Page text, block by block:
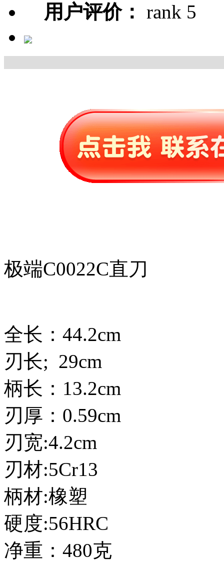
用户评价：
极端C0022C直刀
全长：44.2cm
刃长; 29cm
柄长：13.2cm
刃厚：0.59cm
刃宽:4.2cm
刃材:5Cr13
柄材:橡塑
硬度:56HRC
净重：480克